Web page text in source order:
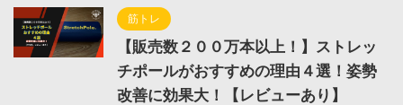
筋トレ
【販売数２００万本以上！】ストレッ
チポールがおすすめの理由４選！姿勢
改善に効果大！【レビューあり】